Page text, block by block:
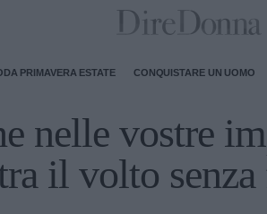
PRIMAVERA ESTATE CONQUISTARE UN UOMO
nelle vostre
il volto